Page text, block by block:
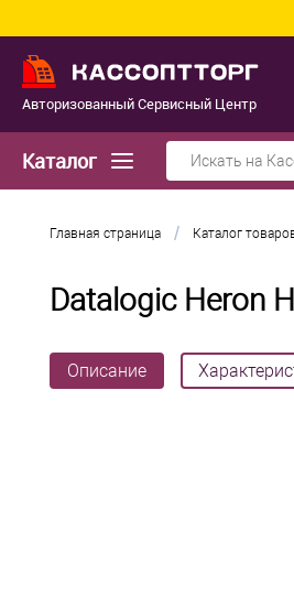
Авторизованный Сервисный Центр
Каталог
Главная страница / Каталог
Datalogic Heron
Описание